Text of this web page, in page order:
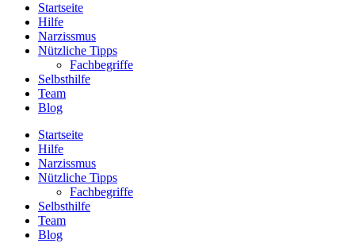
Startseite
Hilfe
Narzissmus
Nützliche Tipps
Fachbegriffe
Selbsthilfe
Team
Blog
Startseite
Hilfe
Narzissmus
Nützliche Tipps
Fachbegriffe
Selbsthilfe
Team
Blog